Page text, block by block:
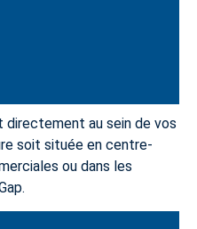
au sein de vos
soit située en centre-
ou dans les